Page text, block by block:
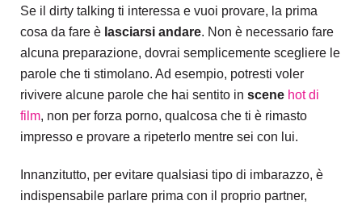
Se il dirty talking ti interessa e vuoi provare, la prima
cosa da fare è lasciarsi andare. Non è necessario fare
alcuna preparazione, dovrai semplicemente scegliere le
parole che ti stimolano. Ad esempio, potresti voler
rivivere alcune parole che hai sentito in scene hot di
film, non per forza porno, qualcosa che ti è rimasto
impresso e provare a ripeterlo mentre sei con lui.
Innanzitutto, per evitare qualsiasi tipo di imbarazzo, è
indispensabile parlare prima con il proprio partner,